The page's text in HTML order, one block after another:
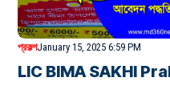
প্রকল্পJanuary 15, 2025 6:59 PM
LIC BIMA SAKHI